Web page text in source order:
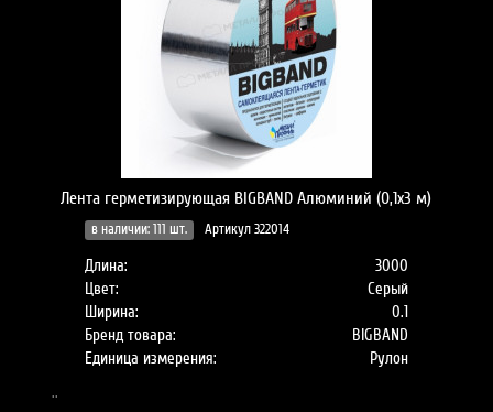
Лента герметизирующая BIGBAND Алюминий (0,1х3 м)
в наличии: 111 шт. Артикул 322014
Длина:
3000
Цвет:
Серый
Ширина:
0.1
Бренд товара:
BIGBAND
Единица измерения:
Рулон
..